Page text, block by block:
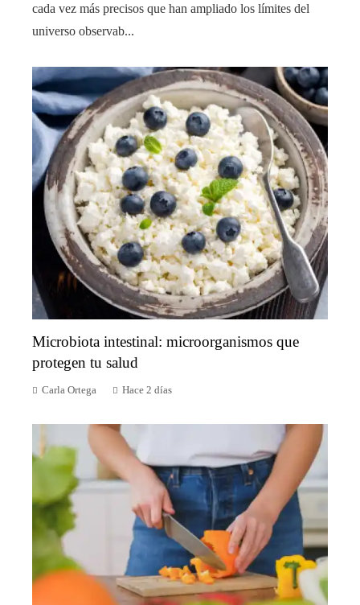
cada vez más precisos que han ampliado los límites del
universo observab...
Microbiota intestinal: microorganismos que
protegen tu salud
Carla Ortega Hace 2 días